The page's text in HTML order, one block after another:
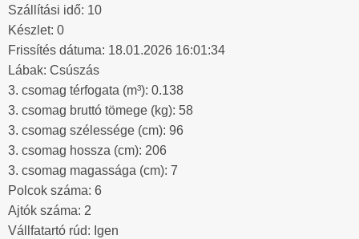
Szállítási idő: 10
Készlet: 0
Frissítés dátuma: 18.01.2026 16:01:34
Lábak: Csúszás
3. csomag térfogata (m³): 0.138
3. csomag bruttó tömege (kg): 58
3. csomag szélessége (cm): 96
3. csomag hossza (cm): 206
3. csomag magassága (cm): 7
Polcok száma: 6
Ajtók száma: 2
Vállfatartó rúd: Igen